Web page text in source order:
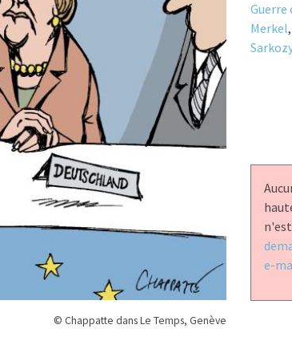
© Chappatte dans Le Temps, Genève
Guerre
Merkel,
Sarkozy
e-